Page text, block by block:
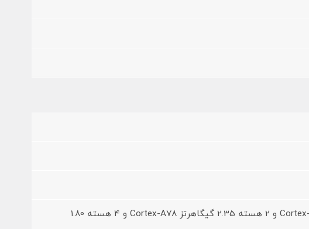
2 هسته 2.85 گیگاهرتز Cortex-X1 و 2 هسته 2.35 گیگاهرتز Cortex-A78 و 4 هسته 1.80